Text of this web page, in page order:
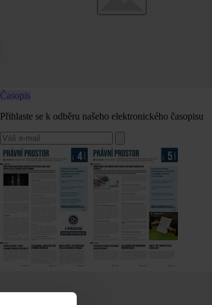
Časopis
Přihlaste se k odběru našeho elektronického časopisu